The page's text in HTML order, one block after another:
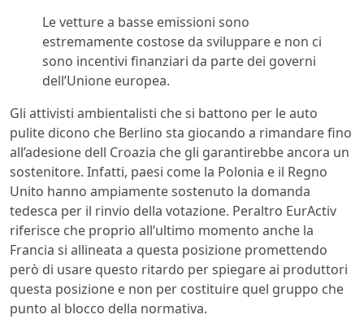
Le vetture a basse emissioni sono
estremamente costose da sviluppare e non ci
sono incentivi finanziari da parte dei governi
dell’Unione europea.
Gli attivisti ambientalisti che si battono per le auto
pulite dicono che Berlino sta giocando a rimandare fino
all’adesione dell Croazia che gli garantirebbe ancora un
sostenitore. Infatti, paesi come la Polonia e il Regno
Unito hanno ampiamente sostenuto la domanda
tedesca per il rinvio della votazione. Peraltro EurActiv
riferisce che proprio all’ultimo momento anche la
Francia si allineata a questa posizione promettendo
però di usare questo ritardo per spiegare ai produttori
questa posizione e non per costituire quel gruppo che
punto al blocco della normativa.